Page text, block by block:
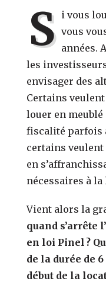
S i vous
vous
années.
les
envisager des
Certains veulent
louer en
fiscalité parfois
certains
en
nécessaires à
Vient alors la
quand s’arrête
en loi Pinel ?
de la durée de 6
début de la